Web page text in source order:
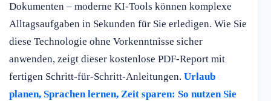
Dokumenten – moderne KI-Tools können komplexe
Alltagsaufgaben in Sekunden für Sie erledigen. Wie Sie
diese Technologie ohne Vorkenntnisse sicher
anwenden, zeigt dieser kostenlose PDF-Report mit
fertigen Schritt-für-Schritt-Anleitungen. Urlaub
planen, Sprachen lernen, Zeit sparen: So nutzen Sie